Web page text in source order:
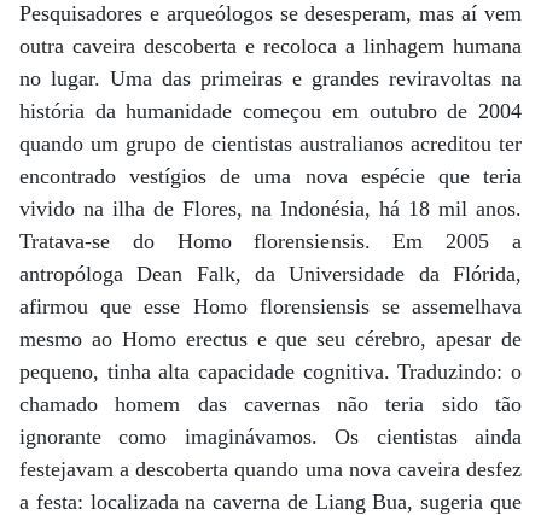
Pesquisadores e arqueólogos se desesperam, mas aí vem
outra caveira descoberta e recoloca a linhagem humana
no lugar. Uma das primeiras e grandes reviravoltas na
história da humanidade começou em outubro de 2004
quando um grupo de cientistas australianos acreditou ter
encontrado vestígios de uma nova espécie que teria
vivido na ilha de Flores, na Indonésia, há 18 mil anos.
Tratava-se do Homo florensiensis. Em 2005 a
antropóloga Dean Falk, da Universidade da Flórida,
afirmou que esse Homo florensiensis se assemelhava
mesmo ao Homo erectus e que seu cérebro, apesar de
pequeno, tinha alta capacidade cognitiva. Traduzindo: o
chamado homem das cavernas não teria sido tão
ignorante como imaginávamos. Os cientistas ainda
festejavam a descoberta quando uma nova caveira desfez
a festa: localizada na caverna de Liang Bua, sugeria que